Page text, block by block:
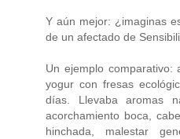
Y aún mejor: ¿imaginas
de un afectado de
Un ejemplo
yogur con fresas
días. Llevaba aromas
acorchamiento boca,
hinchada, malestar